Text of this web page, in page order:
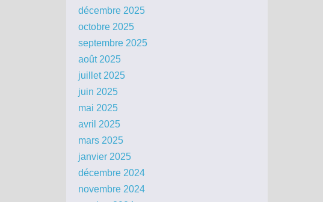
décembre 2025
octobre 2025
septembre 2025
août 2025
juillet 2025
juin 2025
mai 2025
avril 2025
mars 2025
janvier 2025
décembre 2024
novembre 2024